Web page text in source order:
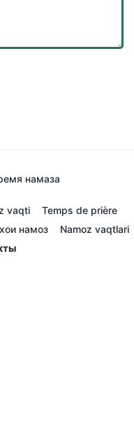
намаза
vaqti
Temps de prière
намоз
Namoz vaqtlari